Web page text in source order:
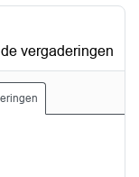
vergaderingen